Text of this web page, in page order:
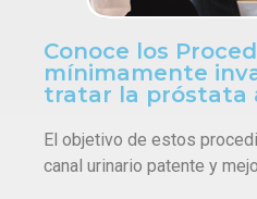
Conoce los
mínimamente
tratar la próstata
El objetivo de estos
canal urinario patente y